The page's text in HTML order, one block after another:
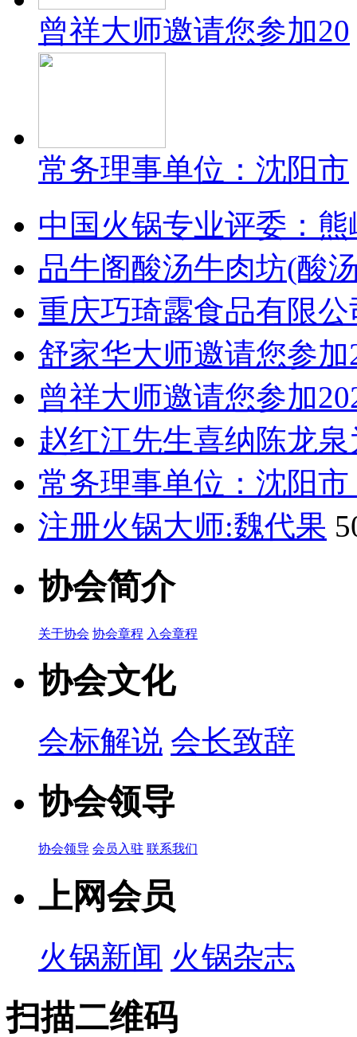
曾祥大师邀请您参加20
常务理事单位：沈阳市
中国火锅专业评委：熊
品牛阁酸汤牛肉坊(酸
重庆巧琦露食品有限公
舒家华大师邀请您参
曾祥大师邀请您参加
赵红江先生喜纳陈龙
常务理事单位：沈阳
注册火锅大师:魏代果
协会简介
关于协会 协会章程 入会章程
协会文化
会标解说 会长致辞
协会领导
协会领导 会员入驻 联系我们
上网会员
火锅新闻 火锅杂志
扫描二维码